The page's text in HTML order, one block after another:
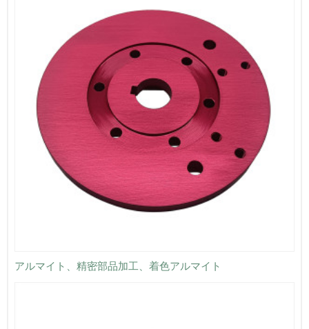
アルマイト、精密部品加工、着色アルマイト